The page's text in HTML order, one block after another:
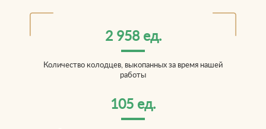
2 958 ед.
Количество колодцев, выкопанных за время нашей
работы
105 ед.